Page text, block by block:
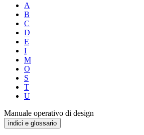
A
B
C
D
E
I
M
O
S
T
U
Manuale operativo di design
indici e glossario